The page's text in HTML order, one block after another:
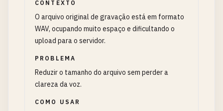
CONTEXTO
O arquivo original de gravação está em formato
WAV, ocupando muito espaço e dificultando o
upload para o servidor.
PROBLEMA
Reduzir o tamanho do arquivo sem perder a
clareza da voz.
COMO USAR